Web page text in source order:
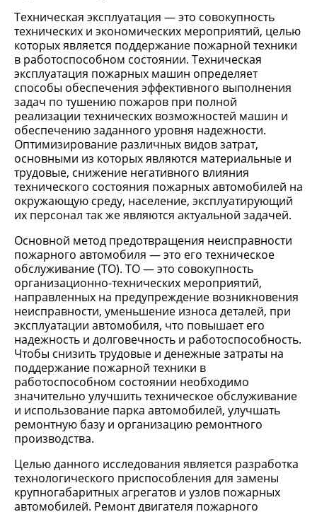
Техническая эксплуатация — это совокупность
технических и экономических мероприятий, целью
которых является поддержание пожарной техники
в работоспособном состоянии. Техническая
эксплуатация пожарных машин определяет
способы обеспечения эффективного выполнения
задач по тушению пожаров при полной
реализации технических возможностей машин и
обеспечению заданного уровня надежности.
Оптимизирование различных видов затрат,
основными из которых являются материальные и
трудовые, снижение негативного влияния
технического состояния пожарных автомобилей на
окружающую среду, население, эксплуатирующий
их персонал так же являются актуальной задачей.
Основной метод предотвращения неисправности
пожарного автомобиля — это его техническое
обслуживание (ТО). ТО — это совокупность
организационно-технических мероприятий,
направленных на предупреждение возникновения
неисправности, уменьшение износа деталей, при
эксплуатации автомобиля, что повышает его
надежность и долговечность и работоспособность.
Чтобы снизить трудовые и денежные затраты на
поддержание пожарной техники в
работоспособном состоянии необходимо
значительно улучшить техническое обслуживание
и использование парка автомобилей, улучшать
ремонтную базу и организацию ремонтного
производства.
Целью данного исследования является разработка
технологического приспособления для замены
крупногабаритных агрегатов и узлов пожарных
автомобилей. Ремонт двигателя пожарного